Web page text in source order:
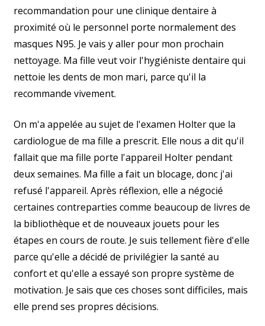
recommandation pour une clinique dentaire à
proximité où le personnel porte normalement des
masques N95. Je vais y aller pour mon prochain
nettoyage. Ma fille veut voir l'hygiéniste dentaire qui
nettoie les dents de mon mari, parce qu'il la
recommande vivement.
On m'a appelée au sujet de l'examen Holter que la
cardiologue de ma fille a prescrit. Elle nous a dit qu'il
fallait que ma fille porte l'appareil Holter pendant
deux semaines. Ma fille a fait un blocage, donc j'ai
refusé l'appareil. Après réflexion, elle a négocié
certaines contreparties comme beaucoup de livres de
la bibliothèque et de nouveaux jouets pour les
étapes en cours de route. Je suis tellement fière d'elle
parce qu'elle a décidé de privilégier la santé au
confort et qu'elle a essayé son propre système de
motivation. Je sais que ces choses sont difficiles, mais
elle prend ses propres décisions.